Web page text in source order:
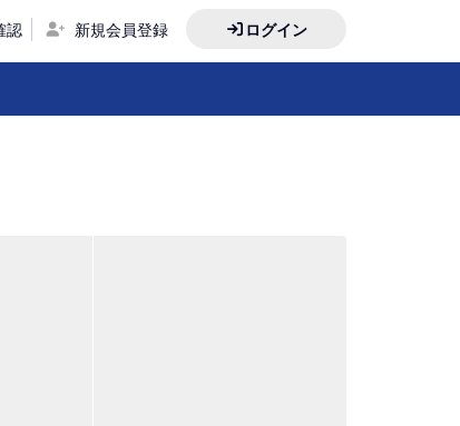
認 新規会員登録 ログイン